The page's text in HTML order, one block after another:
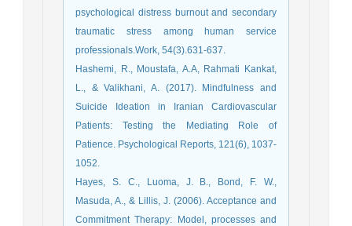
psychological distress burnout and secondary
traumatic stress among human service
professionals.Work, 54(3).631-637.
Hashemi, R., Moustafa, A.A, Rahmati Kankat,
L., & Valikhani, A. (2017). Mindfulness and
Suicide Ideation in Iranian Cardiovascular
Patients: Testing the Mediating Role of
Patience. Psychological Reports, 121(6), 1037-
1052.
Hayes, S. C., Luoma, J. B., Bond, F. W.,
Masuda, A., & Lillis, J. (2006). Acceptance and
Commitment Therapy: Model, processes and